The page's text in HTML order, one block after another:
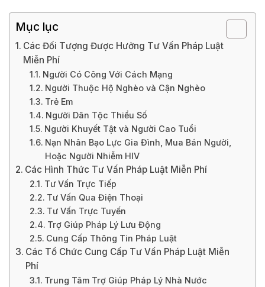
Mục lục
Các Đối Tượng Được Hưởng Tư Vấn Pháp Luật
Miễn Phí
Người Có Công Với Cách Mạng
Người Thuộc Hộ Nghèo và Cận Nghèo
Trẻ Em
Người Dân Tộc Thiểu Số
Người Khuyết Tật và Người Cao Tuổi
Nạn Nhân Bạo Lực Gia Đình, Mua Bán Người,
Hoặc Người Nhiễm HIV
Các Hình Thức Tư Vấn Pháp Luật Miễn Phí
Tư Vấn Trực Tiếp
Tư Vấn Qua Điện Thoại
Tư Vấn Trực Tuyến
Trợ Giúp Pháp Lý Lưu Động
Cung Cấp Thông Tin Pháp Luật
Các Tổ Chức Cung Cấp Tư Vấn Pháp Luật Miễn
Phí
Trung Tâm Trợ Giúp Pháp Lý Nhà Nước